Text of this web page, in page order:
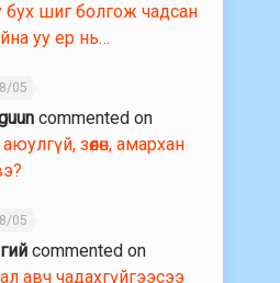
бух шиг болгож чадсан
уу ер нь…
05
commented on
зөөлөн, амархан
05
commented on
авч чадахгүйгээсээ